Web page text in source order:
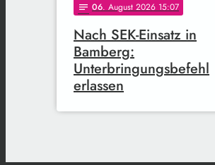
notes 06. August 2026 15:07
Nach SEK-Einsatz in
Bamberg:
Unterbringungsbefehl
erlassen